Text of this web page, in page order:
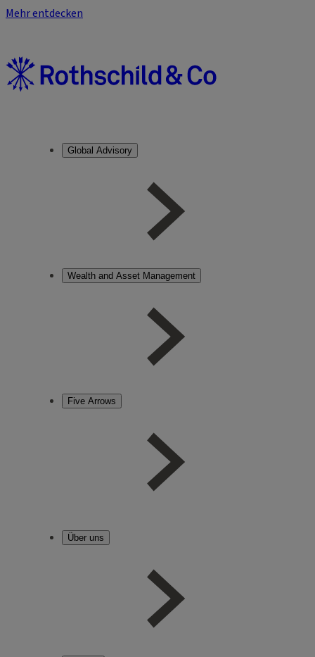
Mehr entdecken
Global Advisory
Wealth and Asset Management
Five Arrows
Über uns